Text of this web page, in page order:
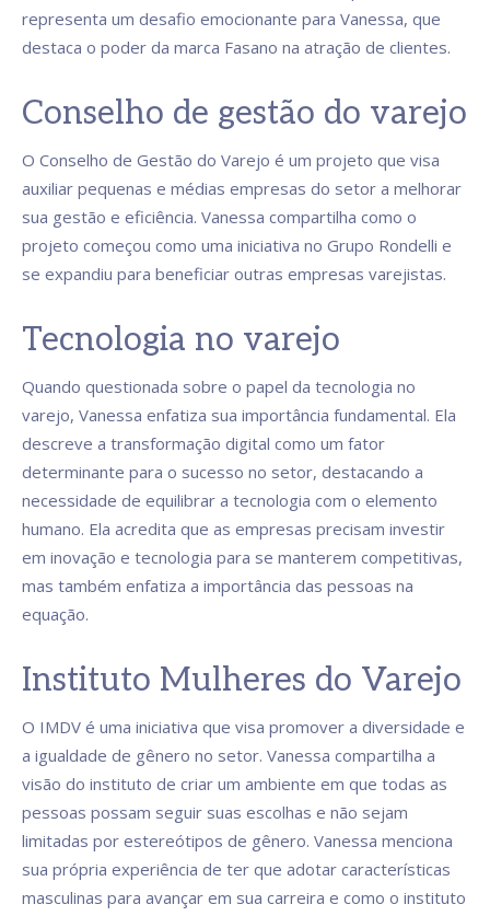
representa um desafio emocionante para Vanessa, que
destaca o poder da marca Fasano na atração de clientes.
Conselho de gestão do varejo
O Conselho de Gestão do Varejo é um projeto que visa
auxiliar pequenas e médias empresas do setor a melhorar
sua gestão e eficiência. Vanessa compartilha como o
projeto começou como uma iniciativa no Grupo Rondelli e
se expandiu para beneficiar outras empresas varejistas.
Tecnologia no varejo
Quando questionada sobre o papel da tecnologia no
varejo, Vanessa enfatiza sua importância fundamental. Ela
descreve a transformação digital como um fator
determinante para o sucesso no setor, destacando a
necessidade de equilibrar a tecnologia com o elemento
humano. Ela acredita que as empresas precisam investir
em inovação e tecnologia para se manterem competitivas,
mas também enfatiza a importância das pessoas na
equação.
Instituto Mulheres do Varejo
O IMDV é uma iniciativa que visa promover a diversidade e
a igualdade de gênero no setor. Vanessa compartilha a
visão do instituto de criar um ambiente em que todas as
pessoas possam seguir suas escolhas e não sejam
limitadas por estereótipos de gênero. Vanessa menciona
sua própria experiência de ter que adotar características
masculinas para avançar em sua carreira e como o instituto